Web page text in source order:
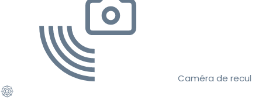
Caméra de recul